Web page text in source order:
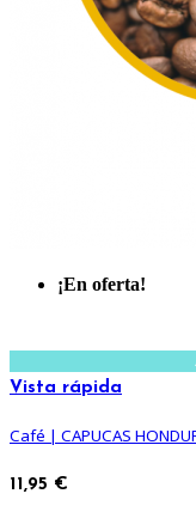
¡En oferta!
Vista rápida
Café | CAPUCAS
11,95 €